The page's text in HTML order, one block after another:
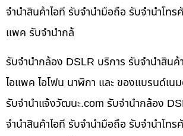
จำนำสินค้าไอที รับจำนำมือถือ รับจำนำโทร
แพค รับจำนำกล้
รับจำนำกล้อง DSLR บริการ รับจำนำสินค้
ไอแพค ไอโฟน นาฬิกา และ ของแบรนด์เน
รับจํานําแจ้งวัฒนะ.com รับจำนำกล้อง
จำนำสินค้าไอที รับจำนำมือถือ รับจำนำโทร